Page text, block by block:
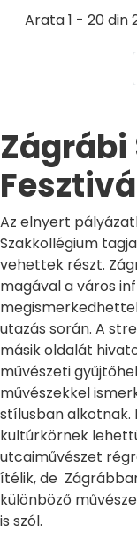
Arata 1 - 20 din
Zágrábi
Az elnyert
Szakkollégium
vehettek részt.
magával a város
utazás során. A
másik oldalát
művészeti
művészekkel
stílusban alkotnak.
kultúrkörnek
utcaiművészet
ítélik, de
különböző
is szól.